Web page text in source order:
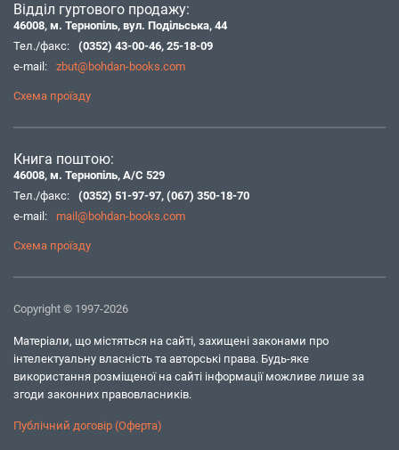
Відділ гуртового продажу:
46008, м. Тернопіль, вул. Подільська, 44
Тел./факс:
(0352) 43-00-46, 25-18-09
e-mail:
zbut@bohdan-books.com
Схема проїзду
Книга поштою:
46008, м. Тернопіль, А/С 529
Тел./факс:
(0352) 51-97-97, (067) 350-18-70
e-mail:
mail@bohdan-books.com
Схема проїзду
Copyright © 1997-2026
Матеріали, що містяться на сайті, захищені законами про
інтелектуальну власність та авторські права. Будь-яке
використання розміщеної на сайті інформації можливе лише за
згоди законних правовласників.
Публічний договір (Оферта)